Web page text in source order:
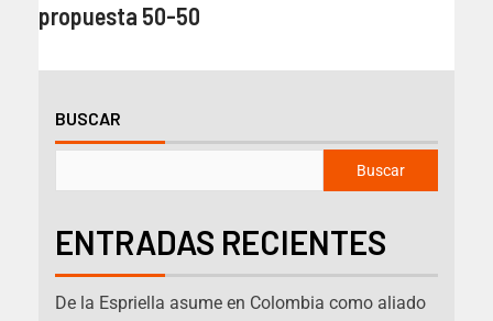
propuesta 50-50
BUSCAR
Buscar
ENTRADAS RECIENTES
De la Espriella asume en Colombia como aliado